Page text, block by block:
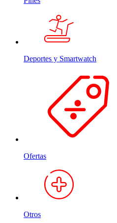
Deportes y Smartwatch
Ofertas
Otros